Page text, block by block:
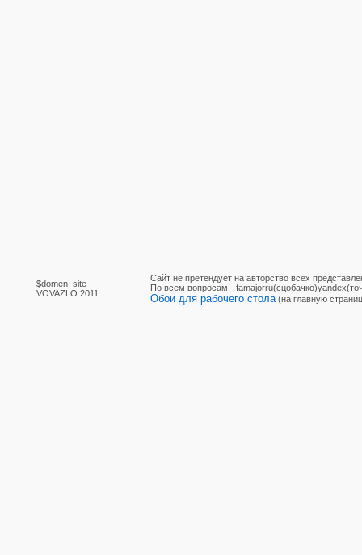
$domen_site
VOVAZLO 2011
Сайт не претендует на авторство всех
По вcем вопросам -
Обои для рабочего стола (на главную